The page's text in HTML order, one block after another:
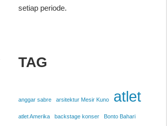
setiap periode.
TAG
anggar sabre arsitektur Mesir Kuno atlet
atlet Amerika backstage konser Bonto Bahari